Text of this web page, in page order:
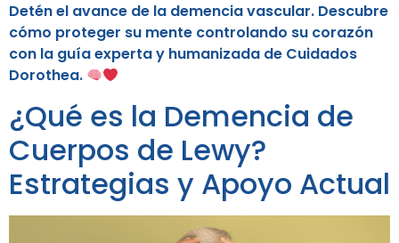
Detén el avance de la demencia vascular. Descubre
cómo proteger su mente controlando su corazón
con la guía experta y humanizada de Cuidados
Dorothea.
¿Qué es la Demencia de
Cuerpos de Lewy?
Estrategias y Apoyo Actual